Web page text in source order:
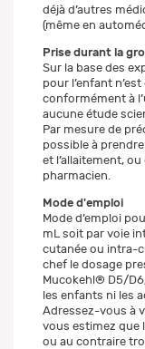
déjà d’autres
(même en
Prise durant la
Sur la base des
pour l’enfant
conformément à
aucune étude
Par mesure de
possible à
et l’allaitement,
pharmacien.
Mode d'emploi
Mode d’emploi
mL soit par voie
cutanée ou intra-
chef le dosage
Mucokehl® D5/
les enfants ni les
Adressez-vous à
vous estimez que
ou au contraire